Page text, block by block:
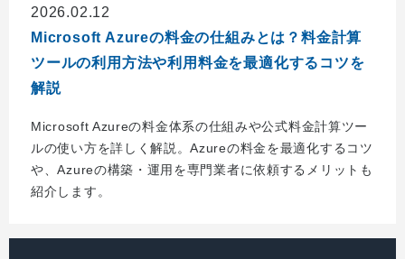
2026.02.12
Microsoft Azureの料金の仕組みとは？料金計算
ツールの利用方法や利用料金を最適化するコツを
解説
Microsoft Azureの料金体系の仕組みや公式料金計算ツー
ルの使い方を詳しく解説。Azureの料金を最適化するコツ
や、Azureの構築・運用を専門業者に依頼するメリットも
紹介します。